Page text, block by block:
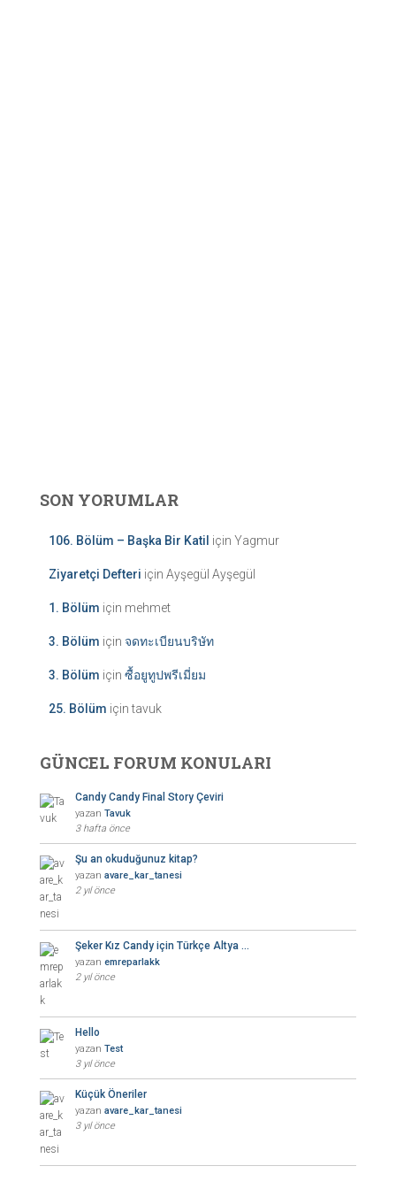
SON YORUMLAR
106. Bölüm – Başka Bir Katil için Yagmur
Ziyaretçi Defteri için Ayşegül Ayşegül
1. Bölüm için mehmet
3. Bölüm için จดทะเบียนบริษัท
3. Bölüm için ซื้อยูทูปพรีเมี่ยม
25. Bölüm içintavuk
GÜNCEL FORUM KONULARI
Candy Candy Final Story Çeviri
yazan Tavuk
3 hafta önce
Şu an okuduğunuz kitap?
yazan avare_kar_tanesi
2 yıl önce
Şeker Kız Candy için Türkçe Altya …
yazan emreparlakk
2 yıl önce
Hello
yazan Test
3 yıl önce
Küçük Öneriler
yazan avare_kar_tanesi
3 yıl önce